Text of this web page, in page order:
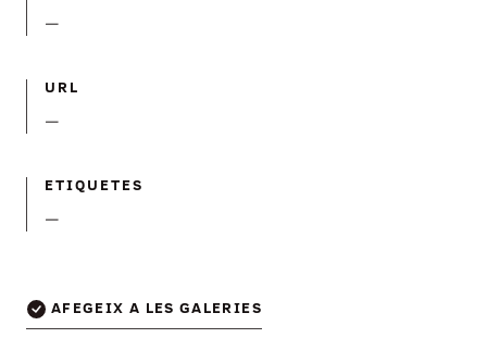
—
URL
—
ETIQUETES
—
AFEGEIX A LES GALERIES